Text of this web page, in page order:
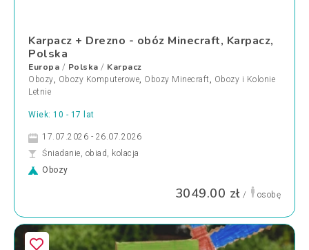
Karpacz + Drezno - obóz Minecraft, Karpacz,
Polska
Europa / Polska / Karpacz
Obozy, Obozy Komputerowe, Obozy Minecraft, Obozy i Kolonie
Letnie
Wiek: 10 - 17 lat
17.07.2026 - 26.07.2026
Śniadanie, obiad, kolacja
Obozy
3049.00 zł / osobę